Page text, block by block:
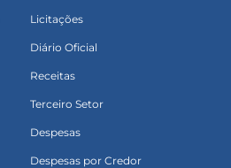
Licitações
Diário Oficial
Receitas
Terceiro Setor
Despesas
Despesas por Credor